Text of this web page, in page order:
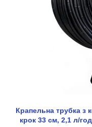
Крапельна трубка з
крок 33 см, 2,1 л/